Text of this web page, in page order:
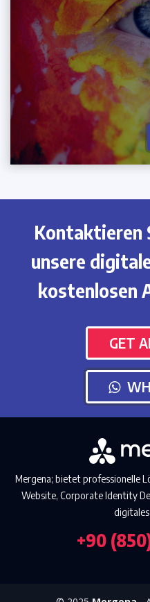
Kontaktieren
unsere
kostenlosen
GET
Mergena; bietet professionelle
Website, Corporate Identity
+90